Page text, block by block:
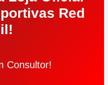
Red
Consultor!